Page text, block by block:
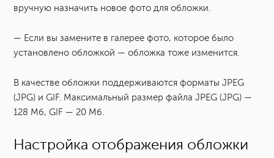
вручную назначить новое фото для обложки.
— Если вы замените в галерее фото, которое было
установлено обложкой — обложка тоже изменится.
В качестве обложки поддерживаются форматы JPEG
(JPG) и GIF. Максимальный размер файла JPEG (JPG) —
128 Мб, GIF — 20 Мб.
Настройка отображения обложки